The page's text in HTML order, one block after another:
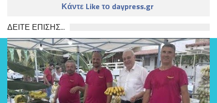
Κάντε Like το daypress.gr
ΔΕΙΤΕ ΕΠΙΣΗΣ...